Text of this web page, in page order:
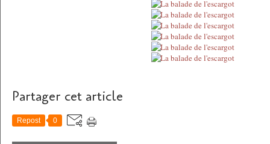
Partager cet article
Repost 0